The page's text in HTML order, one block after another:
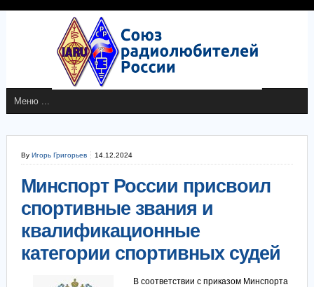
By Игорь Григорьев 14.12.2024
Минспорт России присвоил
спортивные звания и
квалификационные
категории спортивных судей
В соответствии с приказом Минспорта